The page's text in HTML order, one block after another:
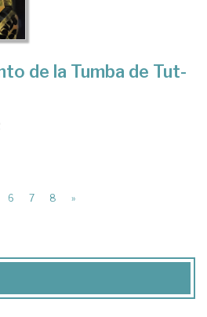
de la Tumba de Tut-
6 7 8 »